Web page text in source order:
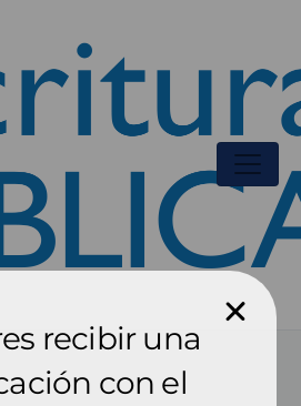
recibir una
con el